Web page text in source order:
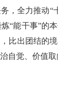
，全力推动“
“能干事”的
比出团结的
自觉、价值取